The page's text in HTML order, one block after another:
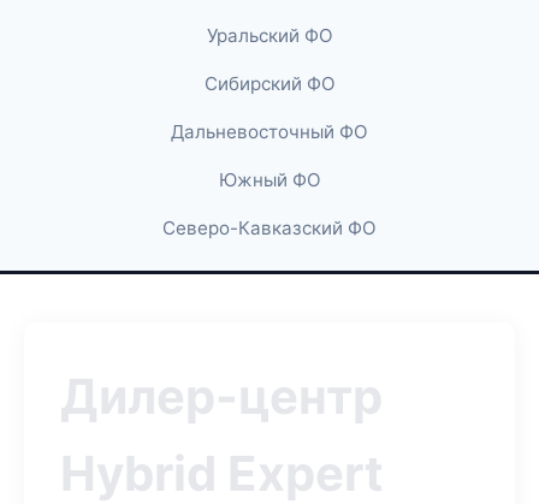
Уральский ФО
Сибирский ФО
Дальневосточный ФО
Южный ФО
Северо-Кавказский ФО
Дилер-центр
Hybrid Expert